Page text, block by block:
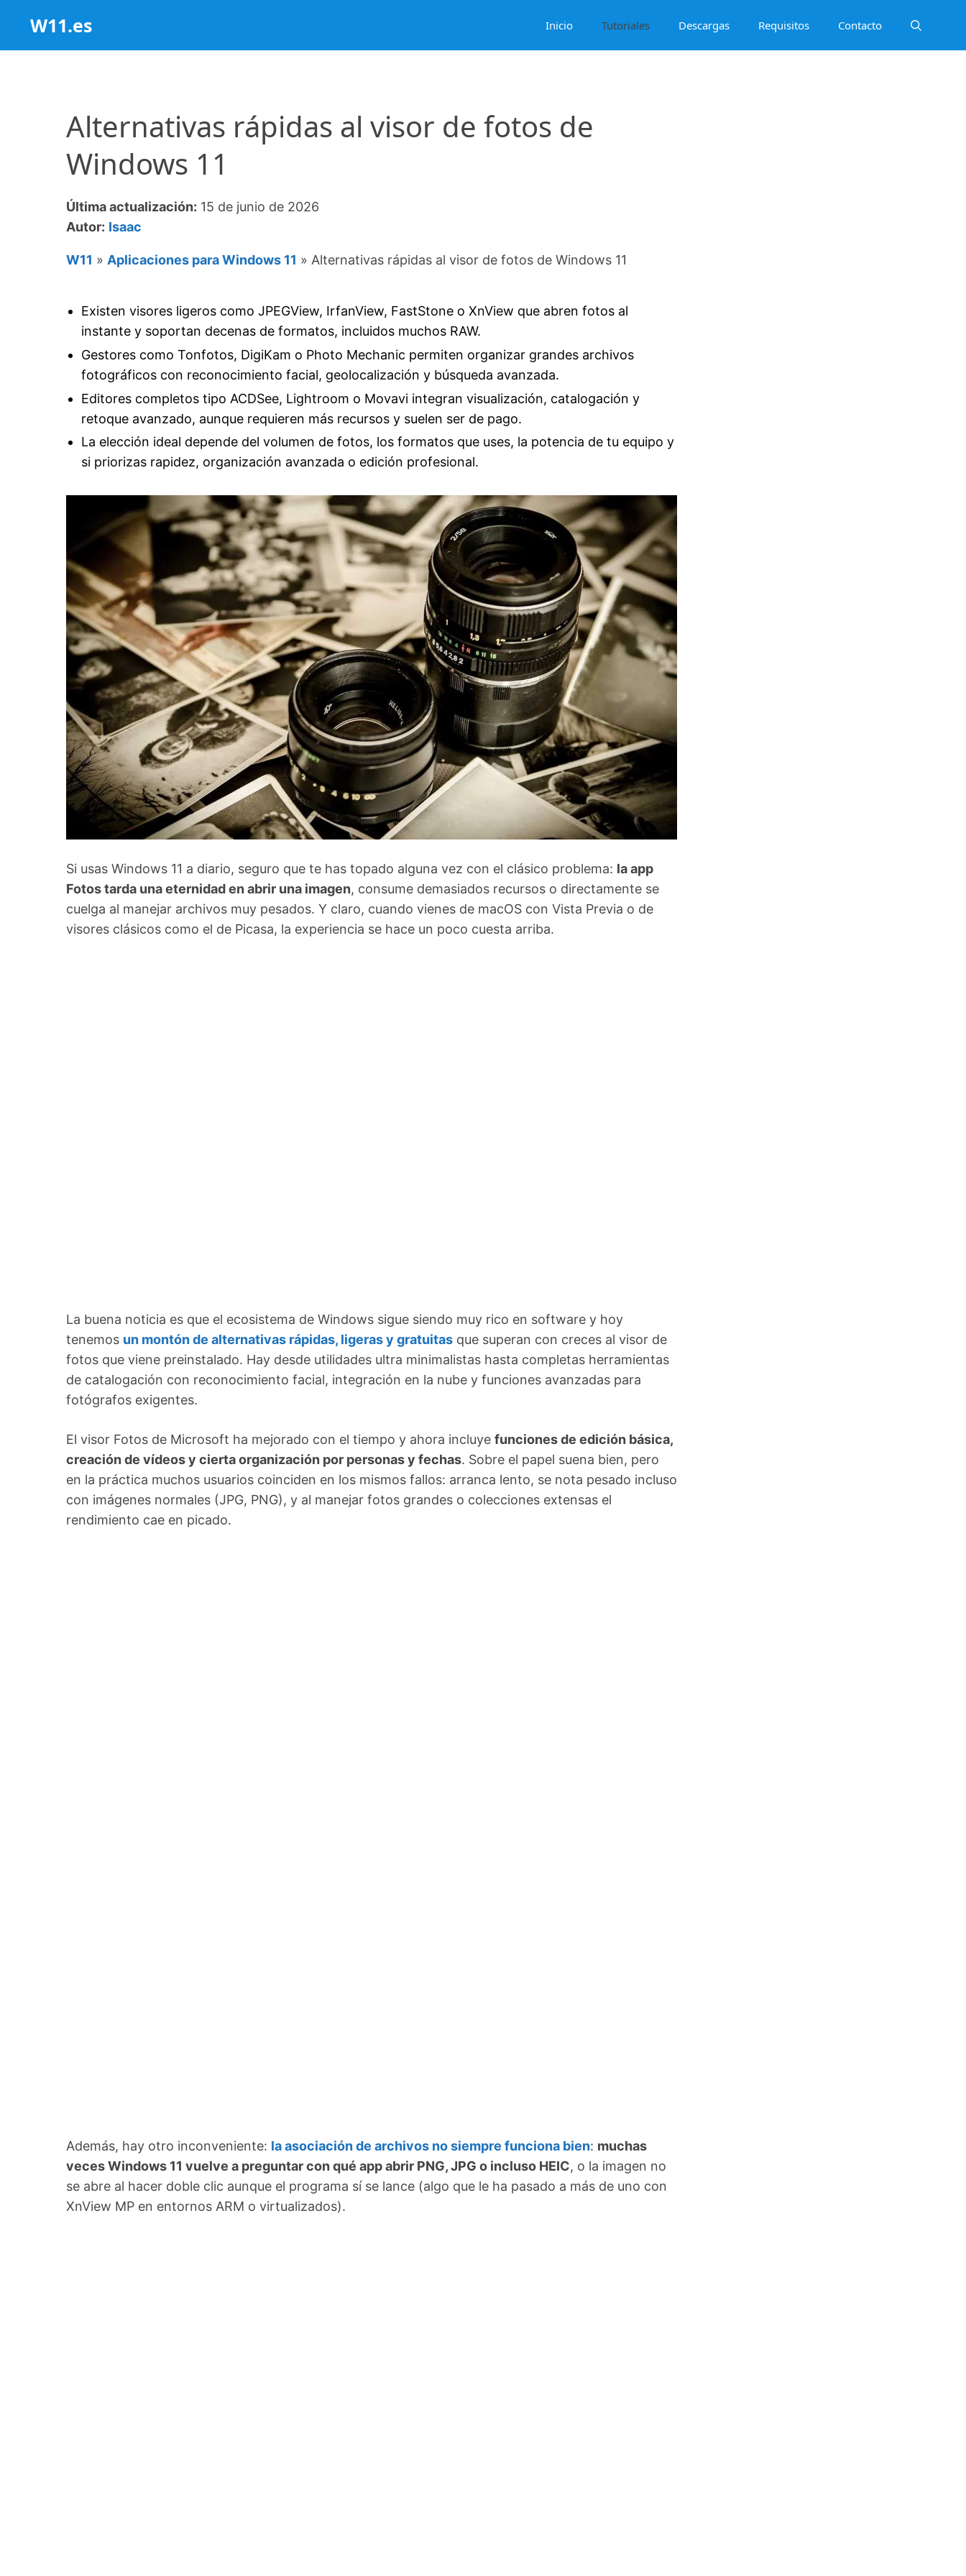
contenido
W11.es Inicio Tutoriales Descargas Requisitos Contacto
Alternativas rápidas al visor de fotos de
Windows 11
Última actualización: 15 de junio de 2026
Autor: Isaac
W11 » Aplicaciones para Windows 11 » Alternativas rápidas al visor de fotos de Windows 11
Existen visores ligeros como JPEGView, IrfanView, FastStone o XnView que abren fotos al
instante y soportan decenas de formatos, incluidos muchos RAW.
Gestores como Tonfotos, DigiKam o Photo Mechanic permiten organizar grandes archivos
fotográficos con reconocimiento facial, geolocalización y búsqueda avanzada.
Editores completos tipo ACDSee, Lightroom o Movavi integran visualización, catalogación y
retoque avanzado, aunque requieren más recursos y suelen ser de pago.
La elección ideal depende del volumen de fotos, los formatos que uses, la potencia de tu equipo y
si priorizas rapidez, organización avanzada o edición profesional.
Si usas Windows 11 a diario, seguro que te has topado alguna vez con el clásico problema: la app
Fotos tarda una eternidad en abrir una imagen, consume demasiados recursos o directamente se
cuelga al manejar archivos muy pesados. Y claro, cuando vienes de macOS con Vista Previa o de
visores clásicos como el de Picasa, la experiencia se hace un poco cuesta arriba.
La buena noticia es que el ecosistema de Windows sigue siendo muy rico en software y hoy
tenemos un montón de alternativas rápidas, ligeras y gratuitas que superan con creces al visor de
fotos que viene preinstalado. Hay desde utilidades ultra minimalistas hasta completas herramientas
de catalogación con reconocimiento facial, integración en la nube y funciones avanzadas para
fotógrafos exigentes.
El visor Fotos de Microsoft ha mejorado con el tiempo y ahora incluye funciones de edición básica,
creación de vídeos y cierta organización por personas y fechas. Sobre el papel suena bien, pero
en la práctica muchos usuarios coinciden en los mismos fallos: arranca lento, se nota pesado incluso
con imágenes normales (JPG, PNG), y al manejar fotos grandes o colecciones extensas el
rendimiento cae en picado.
Además, hay otro inconveniente: la asociación de archivos no siempre funciona bien: muchas
veces Windows 11 vuelve a preguntar con qué app abrir PNG, JPG o incluso HEIC, o la imagen no
se abre al hacer doble clic aunque el programa sí se lance (algo que le ha pasado a más de uno con
XnView MP en entornos ARM o virtualizados).